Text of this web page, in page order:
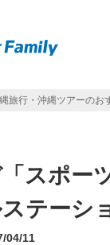
旅行・沖縄ツアーのお
「スポー
テーシ
04/11